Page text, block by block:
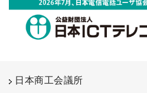
日本商工会議所